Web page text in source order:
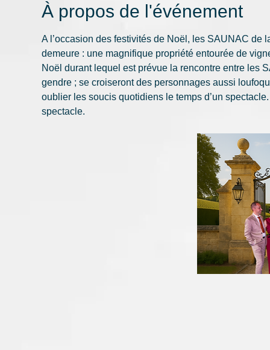
À propos de l'événement
A l’occasion des festivités de Noël, les SAUNAC
demeure : une magnifique propriété entourée de
Noël durant lequel est prévue la rencontre entre les
gendre ; se croiseront des personnages aussi
oublier les soucis quotidiens le temps d’un
spectacle.